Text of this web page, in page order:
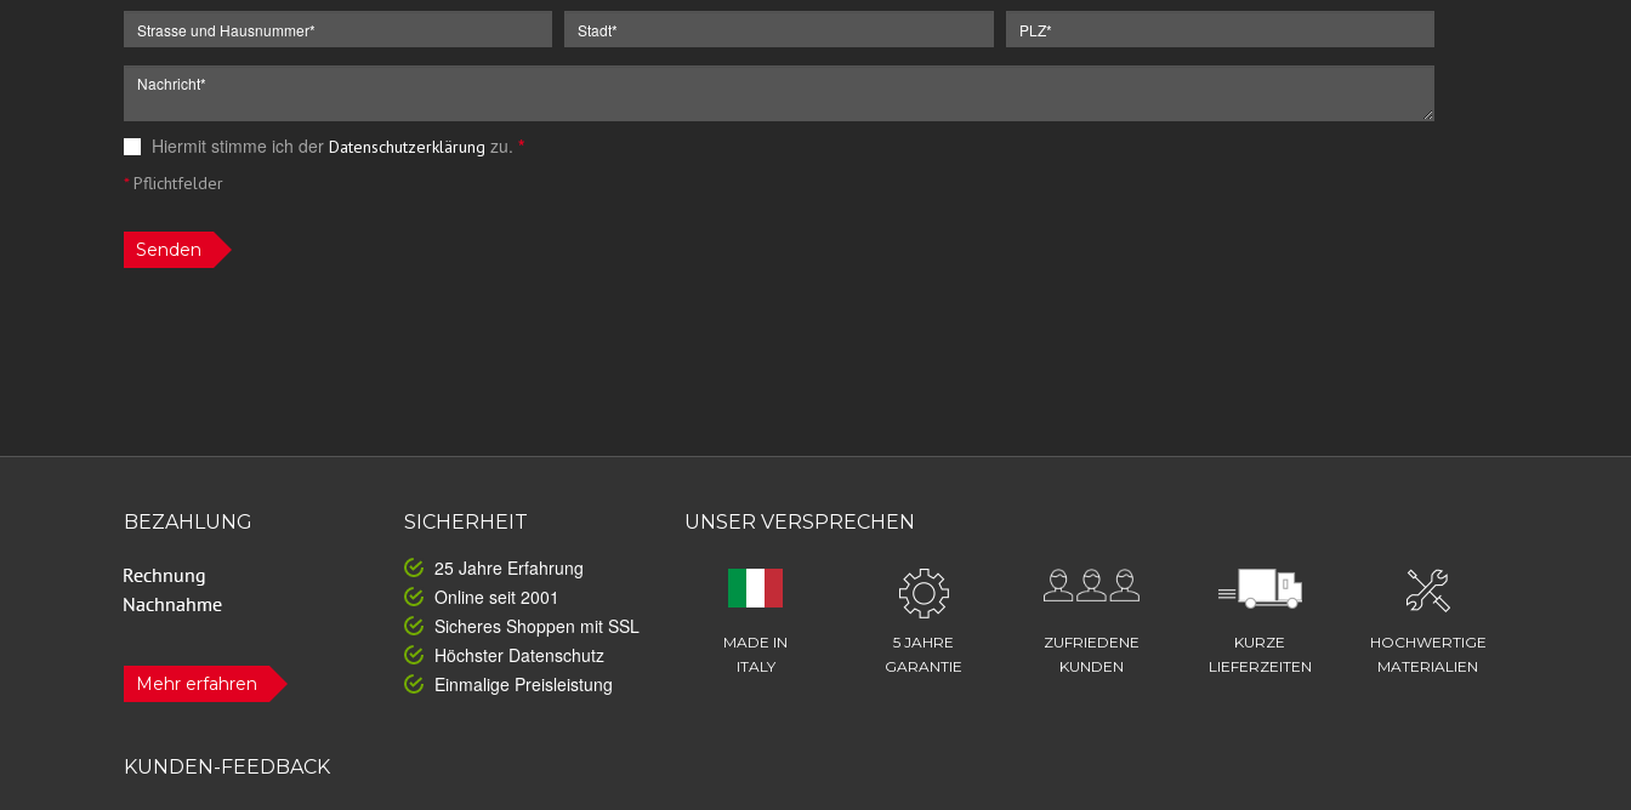
Hiermit stimme ich der Datenschutzerklärung zu. *
*Pflichtfelder
Senden
BEZAHLUNG
Mehr erfahren
SICHERHEIT
25 Jahre Erfahrung
Online seit 2001
Sicheres Shoppen mit SSL
Höchster Datenschutz
Einmalige Preisleistung
UNSER VERSPRECHEN
MADE IN
ITALY
5 JAHRE
GARANTIE
ZUFRIEDENE
KUNDEN
KURZE
LIEFERZEITEN
HOCHWERTIGE
MATERIALIEN
KUNDEN-FEEDBACK